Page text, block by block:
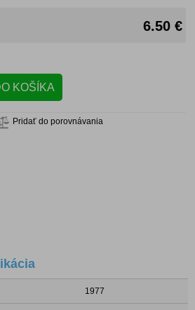
6.50 €
Pridať do porovnávania
1977